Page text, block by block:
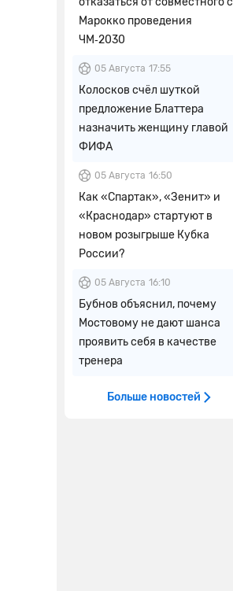
Марокко проведения
ЧМ‑2030
05 Августа 17:55
Колосков счёл шуткой
предложение Блаттера
назначить женщину главой
ФИФА
05 Августа 16:50
Как «Спартак», «Зенит» и
«Краснодар» стартуют в
новом розыгрыше Кубка
России?
05 Августа 16:10
Бубнов объяснил, почему
Мостовому не дают шанса
проявить себя в качестве
тренера
Больше новостей